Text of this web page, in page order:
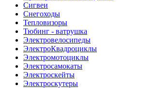
Сигвеи
Снегоходы
Тепловизоры
Тюбинг - ватрушка
Электровелосипеды
ЭлектроКвадроциклы
Электромотоциклы
Электросамокаты
Электроскейты
Электроскутеры